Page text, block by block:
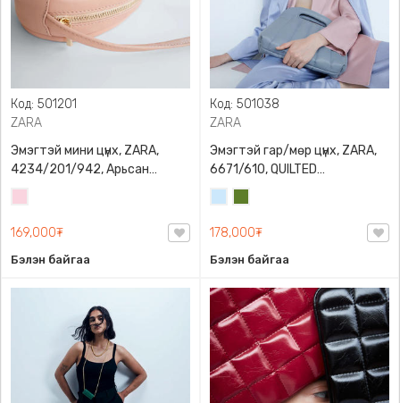
Код: 501201
ZARA
Эмэгтэй мини цүнх, ZARA,
4234/201/942, Арьсан
материалтай, LIMITED EDITION
OVAL LEATHER HANDBAG TRF
169,000₮
Бэлэн байгаа
Код: 501038
ZARA
Эмэгтэй гар/мөр цүнх, ZARA,
6671/610, QUILTED
CROSSBODY BAG WITH HANDLE
178,000₮
Бэлэн байгаа